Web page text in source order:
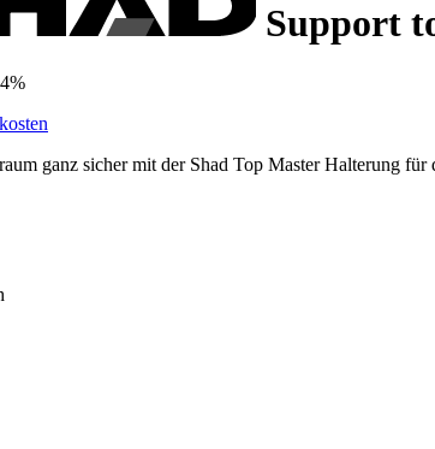
Support
ganz sicher mit der Shad Top Master Halterung